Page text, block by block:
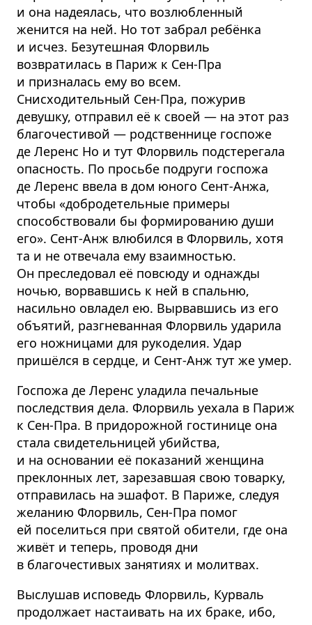
и она надеялась, что возлюбленный
женится на ней. Но тот забрал ребёнка
и исчез. Безутешная Флорвиль
возвратилась в Париж к Сен-Пра
и призналась ему во всем.
Снисходительный Сен-Пра, пожурив
девушку, отправил её к своей — на этот раз
благочестивой — родственнице госпоже
де Леренс Но и тут Флорвиль подстерегала
опасность. По просьбе подруги госпожа
де Леренс ввела в дом юного Сент-Анжа,
чтобы «добродетельные примеры
способствовали бы формированию души
его». Сент-Анж влюбился в Флорвиль, хотя
та и не отвечала ему взаимностью.
Он преследовал её повсюду и однажды
ночью, ворвавшись к ней в спальню,
насильно овладел ею. Вырвавшись из его
объятий, разгневанная Флорвиль ударила
его ножницами для рукоделия. Удар
пришёлся в сердце, и Сент-Анж тут же умер.
Госпожа де Леренс уладила печальные
последствия дела. Флорвиль уехала в Париж
к Сен-Пра. В придорожной гостинице она
стала свидетельницей убийства,
и на основании её показаний женщина
преклонных лет, зарезавшая свою товарку,
отправилась на эшафот. В Париже, следуя
желанию Флорвиль, Сен-Пра помог
ей поселиться при святой обители, где она
живёт и теперь, проводя дни
в благочестивых занятиях и молитвах.
Выслушав исповедь Флорвиль, Курваль
продолжает настаивать на их браке, ибо,